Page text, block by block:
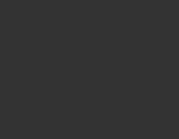
СКРЕБОК ДЛЯ ЯЗЫКА SMILE TILER